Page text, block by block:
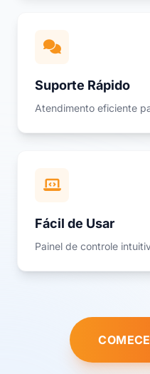
Suporte Rápido
Atendimento eficiente
Fácil de Usar
Painel de controle